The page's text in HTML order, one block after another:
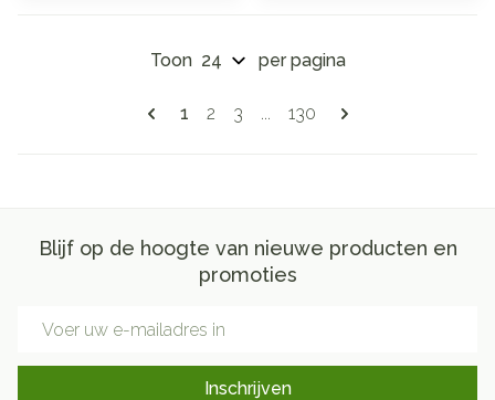
Pagina's
U lees momenteel pagina
1 Pagina
2 Pagina
3 ... Pagina
130
Toon per pagina
Blijf op de hoogte van nieuwe producten en
promoties
Inschrijven